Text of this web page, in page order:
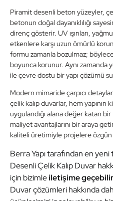
Piramit desenli beton yüzeyler,
betonun doğal dayanıklılığı
direnç gösterir. UV ışınları,
etkenlere karşı uzun ömürlü
formu zamanla bozulmaz;
boyunca korunur. Aynı zamanda
ile çevre dostu bir yapı çözümü
Modern mimaride çarpıcı
çelik kalıp duvarlar, hem
uygulandığı alana değer katan
maliyet avantajlarını bir araya
kaliteli üretimiyle projelere özgün
Berra Yapı tarafından en
Desenli Çelik Kalıp Duvar
için bizimleiletişime
Duvar çözümleri hakkında